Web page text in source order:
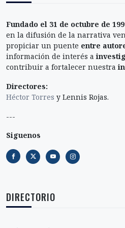
Fundado el 31 de octubre de
en la difusión de la narrativa
propiciar un puente entre
información de interés a
contribuir a fortalecer nuestra
Directores:
Héctor Torres y Lennis Rojas.
---
Siguenos
DIRECTORIO